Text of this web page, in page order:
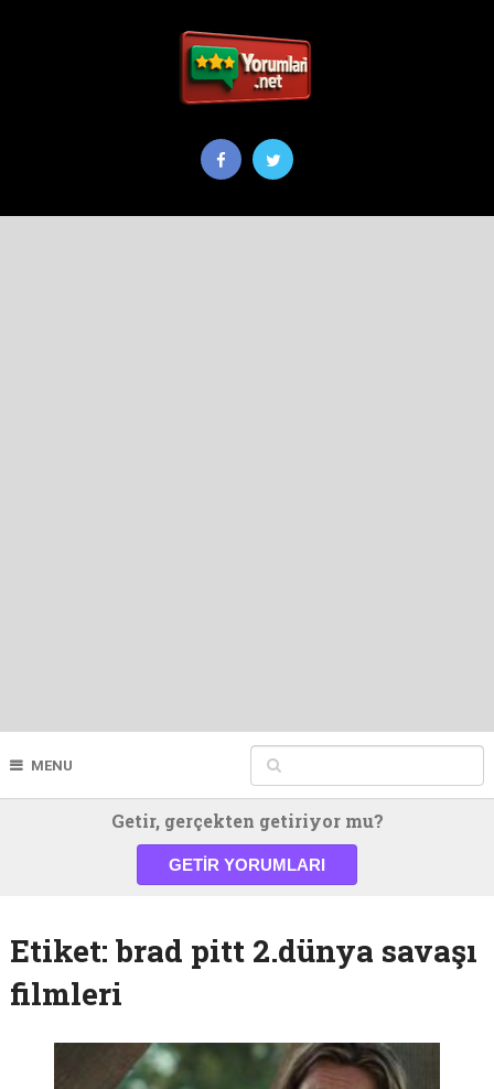
MENU
Getir, gerçekten getiriyor mu?
GETIR YORUMLARI
Etiket: brad pitt 2.dünya savaşı
filmleri